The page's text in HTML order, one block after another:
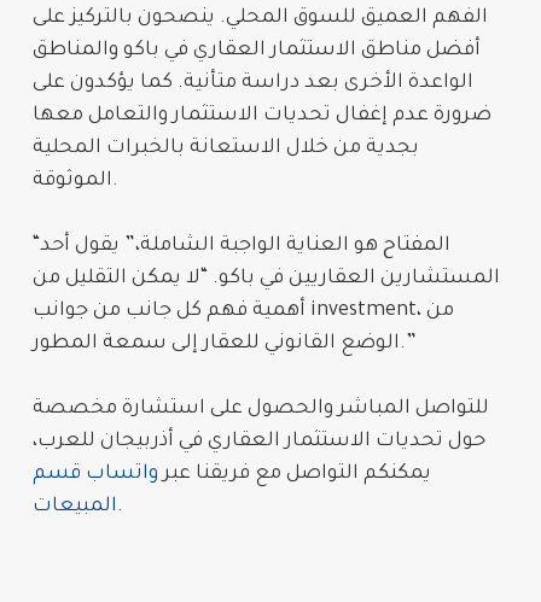
الفهم العميق للسوق المحلي. ينصحون بالتركيز على
أفضل مناطق الاستثمار العقاري في باكو والمناطق
الواعدة الأخرى بعد دراسة متأنية. كما يؤكدون على
ضرورة عدم إغفال تحديات الاستثماروالتعامل معها
بجدية من خلال الاستعانة بالخبرات المحلية
الموثوقة.
المستشارين العقاريين في باكو. “لا يمكن التقليل من
investment، من
الوضع القانوني للعقار إلى سمعة المطور.”
للتواصل المباشر والحصول على استشارة مخصصة
حول تحديات الاستثمار العقاري في أذربيجان للعرب،
يمكنكم التواصل مع فريقنا عبرواتساب قسم
المبيعات .